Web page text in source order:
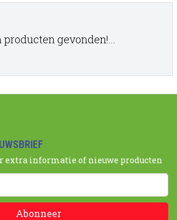
producten gevonden!...
extra informatie of nieuwe producten
Abonneer